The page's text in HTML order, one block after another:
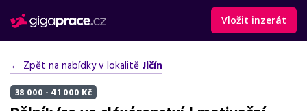
Vložit inzerát
← Zpět na nabídky v lokalitě Jičín
38 000 - 41 000 Kč